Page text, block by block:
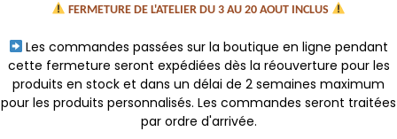
FERMETURE DE L'ATELIER DU 3 AU 20 AOUT INCLUS
Les commandes passées sur la boutique en ligne pendant
cette fermeture seront expédiées dès la réouverture pour les
produits en stock et dans un délai de 2 semaines maximum
pour les produits personnalisés. Les commandes seront traitées
par ordre d'arrivée.